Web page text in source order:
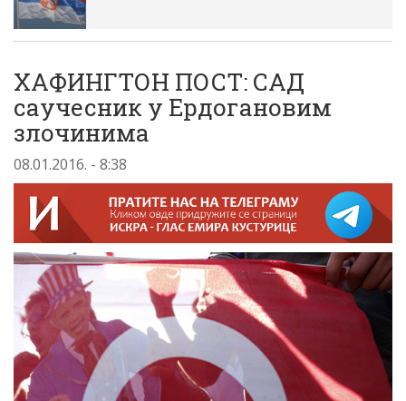
ХАФИНГТОН ПОСТ: САД
саучесник у Ердогановим
злочинима
08.01.2016. - 8:38